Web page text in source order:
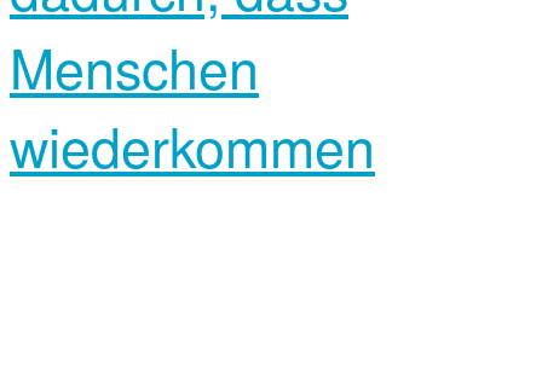
Menschen
wiederkommen